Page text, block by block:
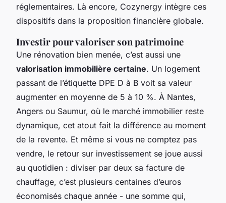
réglementaires. Là encore, Cozynergy intègre ces
dispositifs dans la proposition financière globale.
Investir pour valoriser son patrimoine
Une rénovation bien menée, c’est aussi une
valorisation immobilière certaine. Un logement
passant de l’étiquette DPE D à B voit sa valeur
augmenter en moyenne de 5 à 10 %. À Nantes,
Angers ou Saumur, où le marché immobilier reste
dynamique, cet atout fait la différence au moment
de la revente. Et même si vous ne comptez pas
vendre, le retour sur investissement se joue aussi
au quotidien : diviser par deux sa facture de
chauffage, c’est plusieurs centaines d’euros
économisés chaque année - une somme qui,